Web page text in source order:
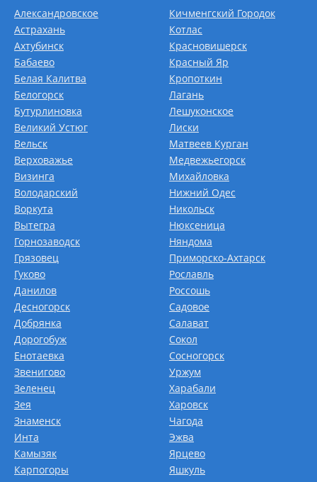
Александровское
Астрахань
Ахтубинск
Бабаево
Белая Калитва
Белогорск
Бутурлиновка
Великий Устюг
Вельск
Верховажье
Визинга
Володарский
Воркута
Вытегра
Горнозаводск
Грязовец
Гуково
Данилов
Десногорск
Добрянка
Дорогобуж
Енотаевка
Звенигово
Зеленец
Зея
Знаменск
Инта
Камызяк
Карпогоры
Кичменгский Городок
Котлас
Красновишерск
Красный Яр
Кропоткин
Лагань
Лешуконское
Лиски
Матвеев Курган
Медвежьегорск
Михайловка
Нижний Одес
Никольск
Нюксеница
Няндома
Приморско-Ахтарск
Рославль
Россошь
Садовое
Салават
Сокол
Сосногорск
Уржум
Харабали
Харовск
Чагода
Эжва
Ярцево
Яшкуль